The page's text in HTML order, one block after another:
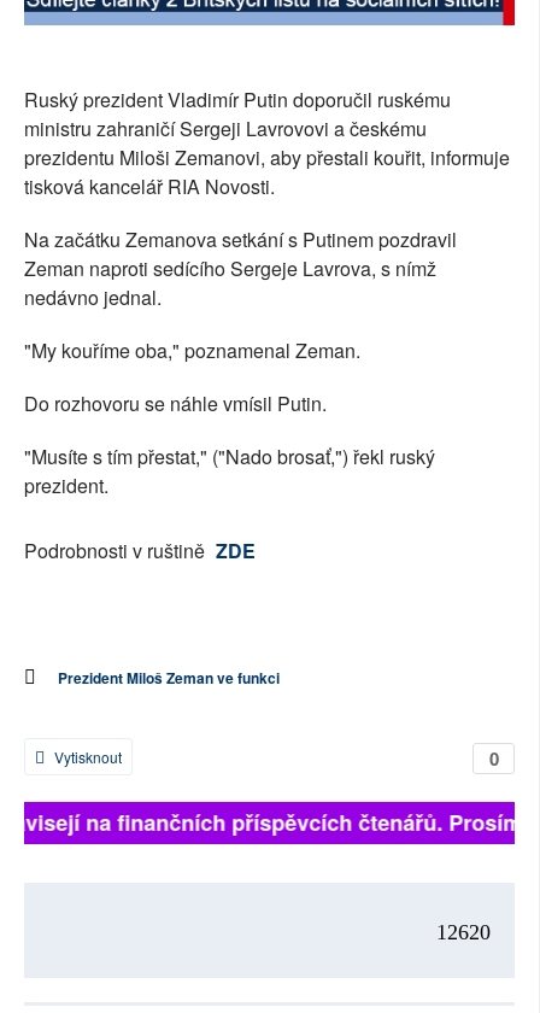
SOCIÁLNÍ SÍTĚ
PLNÁ VERZE STRÁNEK
Ruský prezident Vladimír Putin doporučil ruskému
ministru zahraničí Sergeji Lavrovovi a českému
prezidentu Miloši Zemanovi, aby přestali kouřit, informuje
tisková kancelář RIA Novosti.
Na začátku Zemanova setkání s Putinem pozdravil
Zeman naproti sedícího Sergeje Lavrova, s nímž
nedávno jednal.
"My kouříme oba," poznamenal Zeman.
Do rozhovoru se náhle vmísil Putin.
"Musíte s tím přestat," ("Nado brosať,") řekl ruský
prezident.
Podrobnosti v ruštině ZDE
Prezident Miloš Zeman ve funkci
0
Vytisknout
na finančních příspěvcích čtenářů.
12620